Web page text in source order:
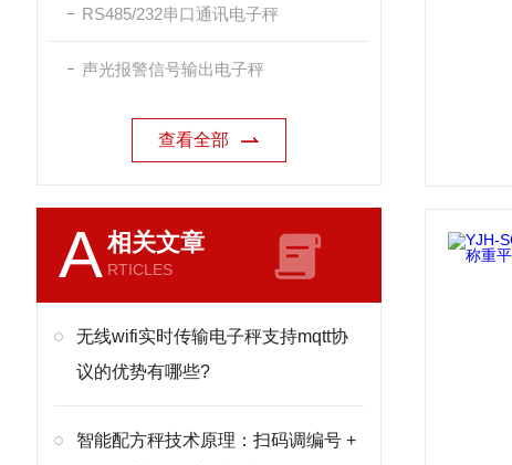
RS485/232串口通讯电子秤
声光报警信号输出电子秤
查看全部
A相关文章
RTICLES
无线wifi实时传输电子秤支持mqtt协
议的优势有哪些?
智能配方秤技术原理：扫码调编号 +